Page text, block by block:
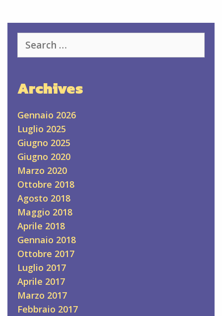
for:
Archives
Gennaio 2026
Luglio 2025
Giugno 2025
Giugno 2020
Marzo 2020
Ottobre 2018
Agosto 2018
Maggio 2018
Aprile 2018
Gennaio 2018
Ottobre 2017
Luglio 2017
Aprile 2017
Marzo 2017
Febbraio 2017